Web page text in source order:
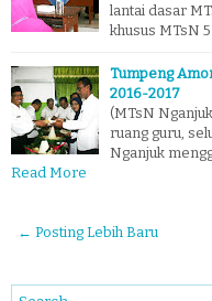
lantai dasar
khusus MTsN
Tumpeng
2016-2017
(MTsN
ruang guru,
Nganjuk
Read More
← Posting Lebih Baru